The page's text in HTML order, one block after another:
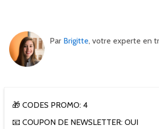
Par Brigitte, votre experte en
🎁 CODES PROMO: 4
📧 COUPON DE NEWSLETTER: OUI